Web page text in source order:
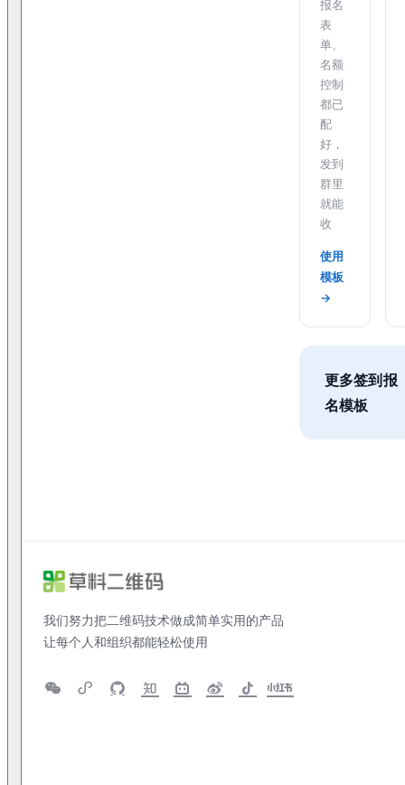
报名
表
单、
名额
控制
都已
配
好，
发到
群里
就能
收
使用
模板
→
更多签到报
名模板
我们努力把二维码技术做成简单实用的产品
让每个人和组织都能轻松使用